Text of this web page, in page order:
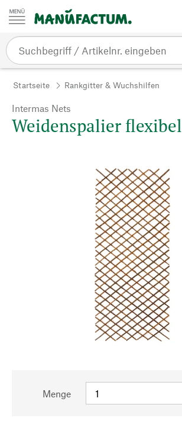
Zum Inhalt springen
Startseite Rankgitter & Wuchshilfen
Intermas Nets
Weidenspalier flexibel
Menge